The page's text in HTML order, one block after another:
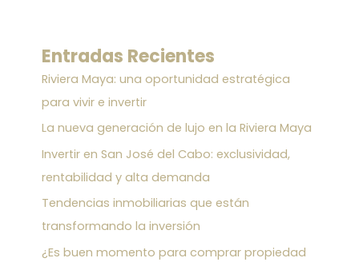
Entradas Recientes
Riviera Maya: una oportunidad estratégica
para vivir e invertir
La nueva generación de lujo en la Riviera Maya
Invertir en San José del Cabo: exclusividad,
rentabilidad y alta demanda
Tendencias inmobiliarias que están
transformando la inversión
¿Es buen momento para comprar propiedad